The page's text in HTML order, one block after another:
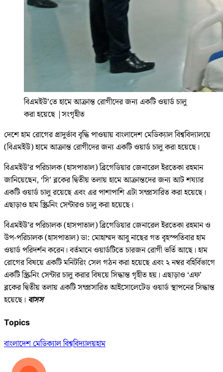
বিএমইউ’তে হামে আক্রান্ত রোগীদের জন্য একটি ওয়ার্ড চালু
করা হয়েছে |সংগৃহীত
দেশে হাম রোগের প্রাদুর্ভাব বৃদ্ধি পাওয়ায় বাংলাদেশ মেডিক্যাল বিশ্ববিদ্যালয়ে
(বিএমইউ) হামে আক্রান্ত রোগীদের জন্য একটি ওয়ার্ড চালু করা হয়েছে।
বিএমইউ’র পরিচালক (হাসপাতাল) ব্রিগেডিয়ার জেনারেল ইরতেকা রহমান
জানিয়েছেন, ‘সি’ ব্লকের দ্বিতীয় তলায় হামে আক্রান্তদের জন্য আট শয্যার
একটি ওয়ার্ড চালু রয়েছে এবং এর পাশাপাশি এটা সম্প্রসারিত করা হয়েছে।
এছাড়াও হাম স্ক্রিনিং সেন্টারও চালু করা হয়েছে।
বিএমইউ’র পরিচালক (হাসপাতাল) ব্রিগেডিয়ার জেনারেল ইরতেকা রহমান ও
উপ-পরিচালক (হাসপাতাল) ডা: মোহাম্মদ আবু নাছের গত বৃহস্পতিবার হাম
ওয়ার্ড পরিদর্শন করেন। বর্তমানে ওয়ার্ডটিতে চারজন রোগী ভর্তি আছে। হাম
রোগের বিষয়ে একটি মনিটরিং সেল গঠন করা হয়েছে এবং ২ নম্বর বহির্বিভাগে
একটি স্ক্রিনিং সেন্টার চালু করার বিষয়ে সিদ্ধান্ত গৃহীত হয়। এছাড়াও ‘এফ’
ব্লকের দ্বিতীয় তলায় একটি সম্প্রসারিত আইসোলেটেড ওয়ার্ড স্থাপনের সিদ্ধান্ত
হয়েছে। বাসস
Topics
বাংলাদেশ মেডিক্যাল বিশ্ববিদ্যালয়হাম